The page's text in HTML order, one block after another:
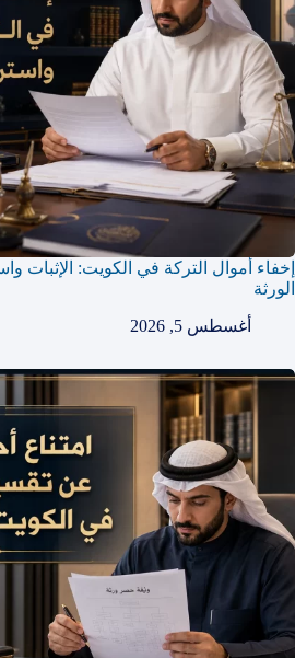
إخفاء أموال التركة في الكويت: الإثبات
الورثة
أغسطس 5, 2026